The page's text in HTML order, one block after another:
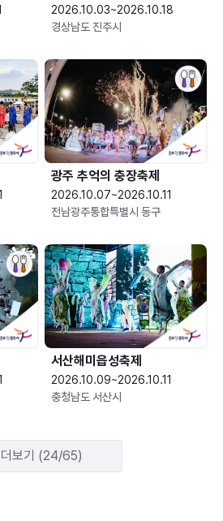
2026.10.03~2026.10.18
경상남도 진주시
광주 추억의 충장축제
2026.10.07~2026.10.11
전남광주통합특별시 동구
서산해미읍성축제
2026.10.09~2026.10.11
충청남도 서산시
더보기 (24/65)